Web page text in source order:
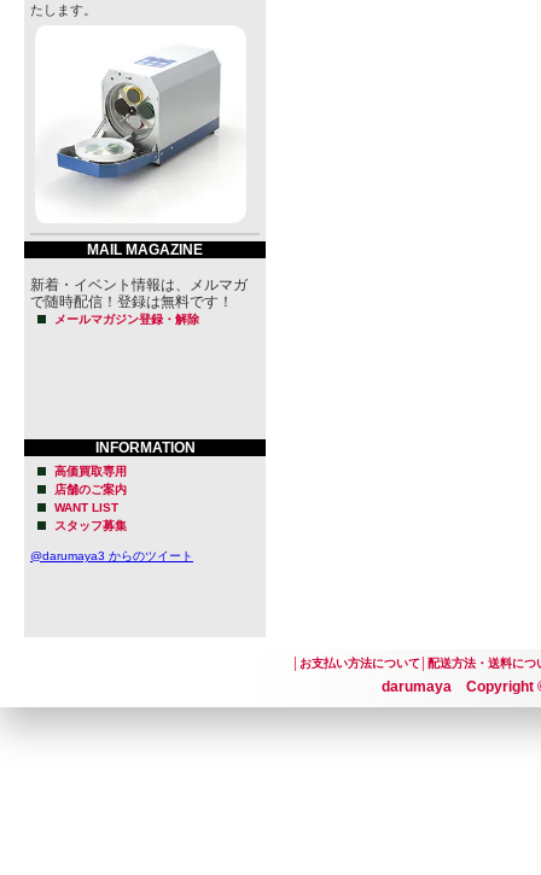
たします。
MAIL MAGAZINE
新着・イベント情報は、メルマガ
で随時配信！登録は無料です！
メールマガジン登録・解除
INFORMATION
高価買取専用
店舗のご案内
WANT LIST
スタッフ募集
@darumaya3 からのツイート
お支払い方法について│ 配送方法・送料につ
darumaya Copyright